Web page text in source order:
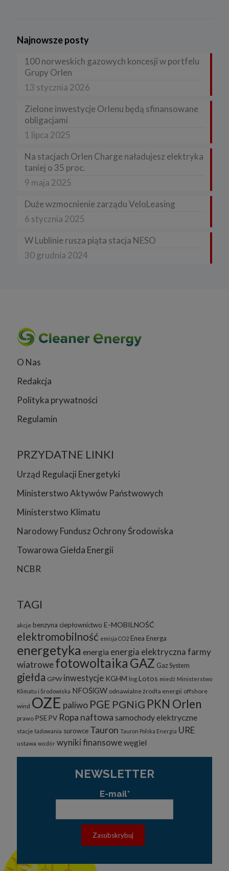
Najnowsze posty
100 norweskich gazowych koncesji w portfelu
Grupy Orlen
13 stycznia 2026
Zielone inwestycje Orlenu będą sfinansowane
obligacjami
1 lipca 2025
Na stacjach Orlen Charge naładujesz elektryka
taniej o 35 proc.
9 maja 2025
Duże wzmocnienie zarządu VeloLeasing
6 stycznia 2025
W Lublinie rusza piąta stacja NESO
30 grudnia 2024
O Nas
Redakcja
Polityka prywatności
Regulamin
PRZYDATNE LINKI
Urząd Regulacji Energetyki
Ministerstwo Aktywów Państwowych
Ministerstwo Klimatu
Narodowy Fundusz Ochrony Środowiska
Towarowa Giełda Energii
NCBR
TAGI
akcje benzyna ciepłownictwo E-MOBILNOŚĆ
elektromobilność emisja CO2 Enea Energa
energetyka energia energia elektrycznafarmy
wiatrowefotowoltaika GAZ Gaz System
giełda GPW inwestycje KGHM lng Lotos miedź Ministerstwo
Klimatu i Środowiska NFOŚiGW odnawialne żrodła energii offshore
wind OZE paliwo PGE PGNiG PKN Orlen
prawo PSE PV Ropa naftowa samochody elektryczne
stacje ładowania surowce Tauron Tauron Polska Energia URE
ustawa wodór wyniki finansowewęgiel
NEWSLETTER
E-mail*